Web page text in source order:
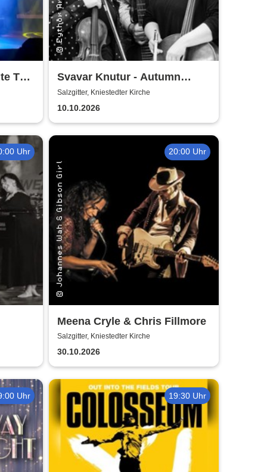
To
Svavar Knutur - Autumn
String Trio Tour
Salzgitter, Kniestedter Kirche
10.10.2026
Uhr 20:00 Uhr
Meena Cryle & Chris Fillmore
Salzgitter, Kniestedter Kirche
30.10.2026
Uhr 19:30 Uhr